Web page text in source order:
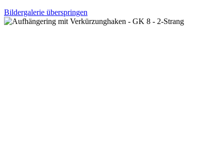
Bildergalerie überspringen